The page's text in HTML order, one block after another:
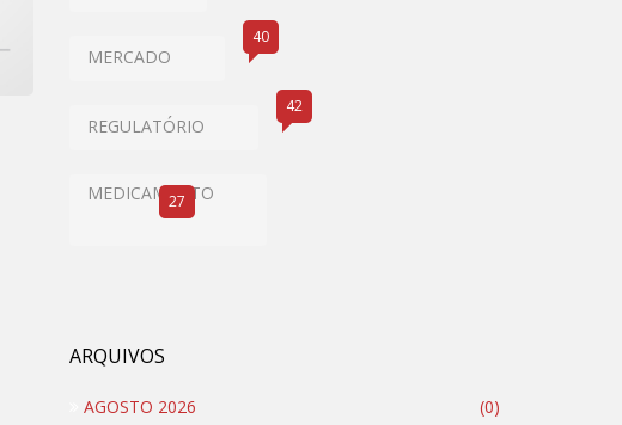
MERCADO
40
REGULATÓRIO
42
MEDICAMENTO
27
ARQUIVOS
AGOSTO 2026 (0)